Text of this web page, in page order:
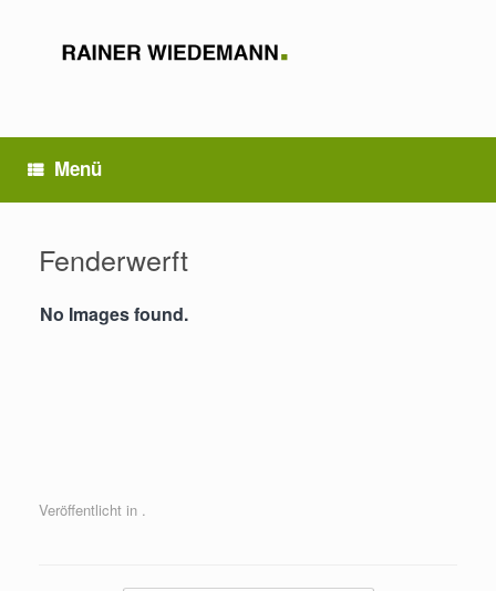
Menü
Fenderwerft
No Images found.
Veröffentlicht in .